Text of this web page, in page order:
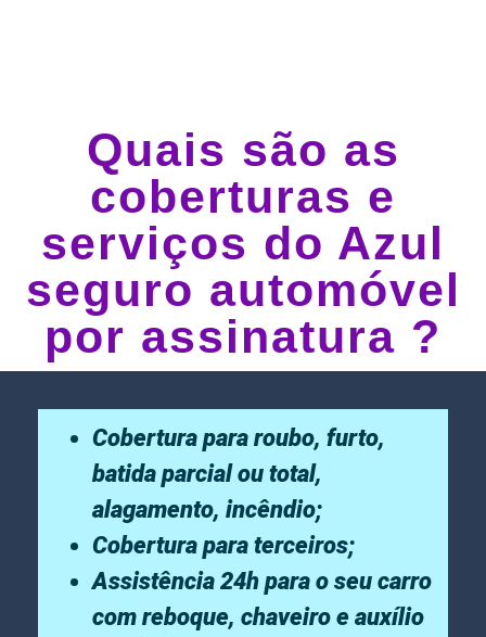
Quais são as
coberturas e
serviços do Azul
seguro automóvel
por assinatura ?
Cobertura para roubo, furto,
batida parcial ou total,
alagamento, incêndio;
Cobertura para terceiros;
Assistência 24h para o seu carro
com reboque, chaveiro e auxílio